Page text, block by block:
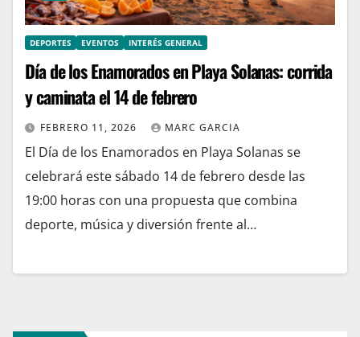
DEPORTES EVENTOS INTERÉS GENERAL
Día de los Enamorados en Playa Solanas: corrida
y caminata el 14 de febrero
FEBRERO 11, 2026 MARC GARCIA
El Día de los Enamorados en Playa Solanas se
celebrará este sábado 14 de febrero desde las
19:00 horas con una propuesta que combina
deporte, música y diversión frente al…